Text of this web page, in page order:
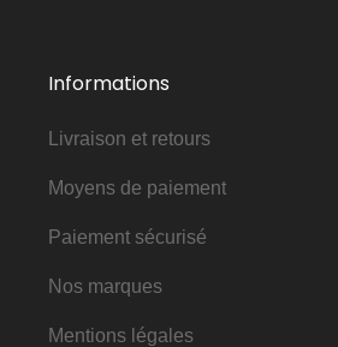
Informations
Livraison et retours
Moyens de paiement
Paiement sécurisé
Nos marques
Mentions légales